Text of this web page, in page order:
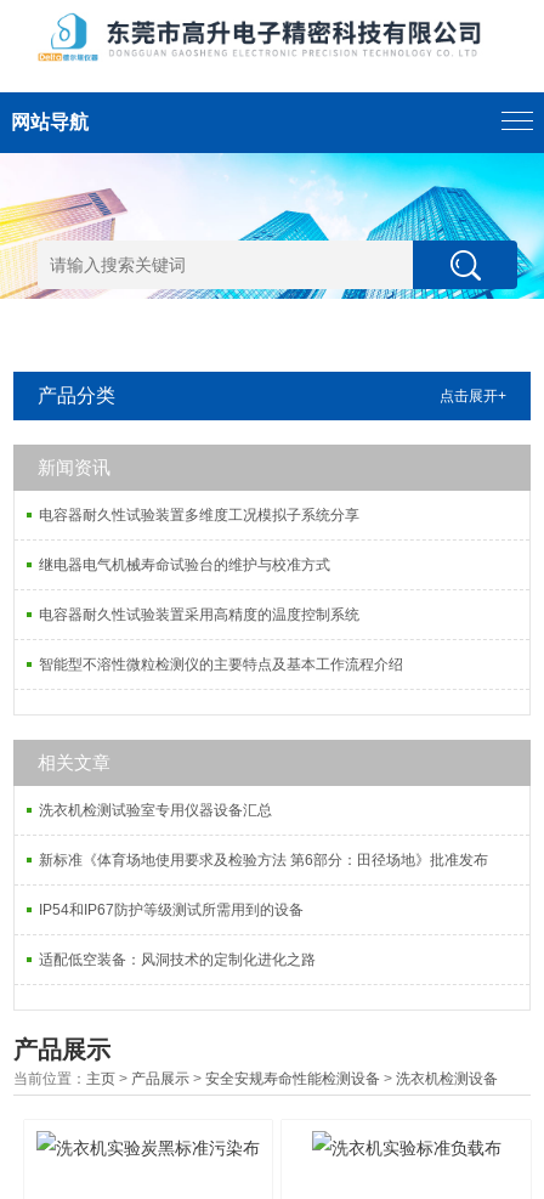
网站导航
产品分类 点击展开+
新闻资讯
电容器耐久性试验装置多维度工况模拟子系统分享
继电器电气机械寿命试验台的维护与校准方式
电容器耐久性试验装置采用高精度的温度控制系统
智能型不溶性微粒检测仪的主要特点及基本工作流程介绍
相关文章
洗衣机检测试验室专用仪器设备汇总
新标准《体育场地使用要求及检验方法 第6部分：田径场地》批准发布
IP54和IP67防护等级测试所需用到的设备
适配低空装备：风洞技术的定制化进化之路
产品展示
当前位置： 主页 > 产品展示 >安全安规寿命性能检测设备 >洗衣机检测设备